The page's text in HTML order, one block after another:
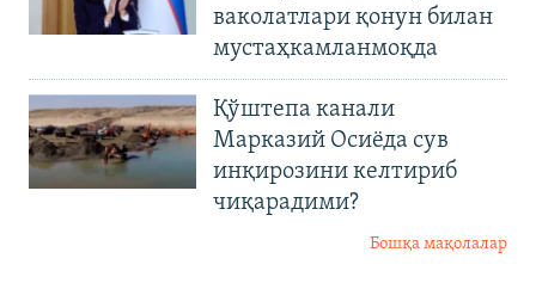
ваколатлари қонун билан
мустаҳкамланмоқда
Қўштепа канали
Марказий Осиёда сув
инқирозини келтириб
чиқарадими?
Бошқа мақолалар